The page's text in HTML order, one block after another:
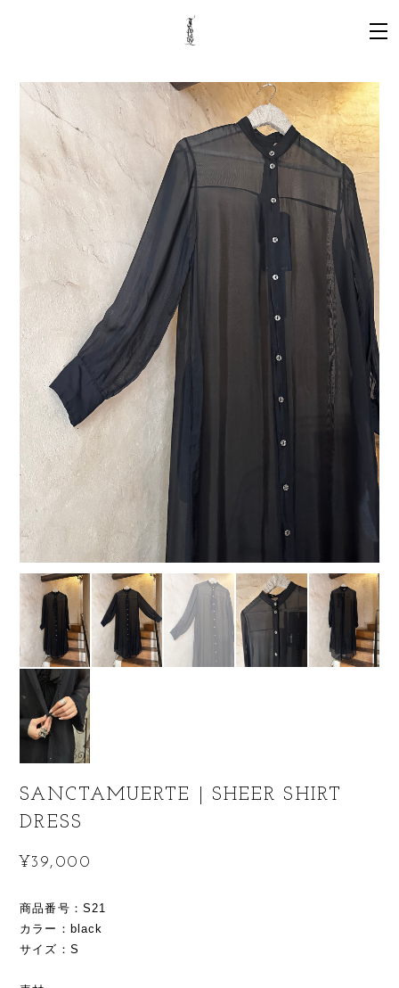
SANCTAMUERTE | SHEER SHIRT
DRESS
¥39,000
商品番号：S21
カラー：black
サイズ：S